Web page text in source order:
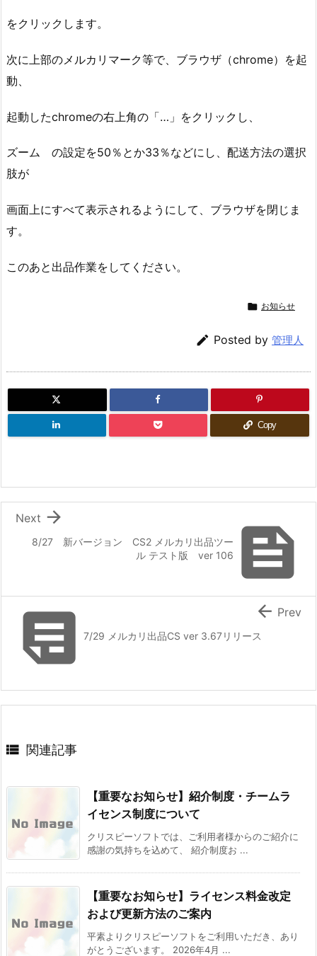
をクリックします。
次に上部のメルカリマーク等で、ブラウザ（chrome）を起
動、
起動したchromeの右上角の「…」をクリックし、
ズーム の設定を50％とか33％などにし、配送方法の選択
肢が
画面上にすべて表示されるようにして、ブラウザを閉じま
す。
このあと出品作業をしてください。
 お知らせ
 Posted by 管理人
Copy

8/27 新バージョン CS2 メルカリ出品ツー
ル テスト版 ver 106

Next
7/29 メルカリ出品CS ver 3.67リリース
 Prev
 関連記事
【重要なお知らせ】紹介制度・チームラ
イセンス制度について
クリスピーソフトでは、ご利用者様からのご紹介に
感謝の気持ちを込めて、 紹介制度お ...
【重要なお知らせ】ライセンス料金改定
および更新方法のご案内
平素よりクリスピーソフトをご利用いただき、あり
がとうございます。 2026年4月 ...